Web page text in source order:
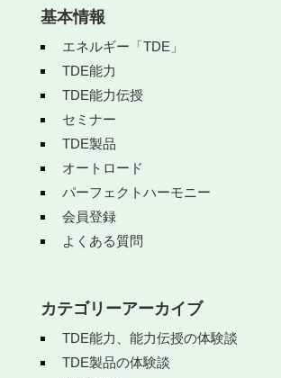
基本情報
エネルギー「TDE」
TDE能力
TDE能力伝授
セミナー
TDE製品
オートロード
パーフェクトハーモニー
会員登録
よくある質問
カテゴリーアーカイブ
TDE能力、能力伝授の体験談
TDE製品の体験談